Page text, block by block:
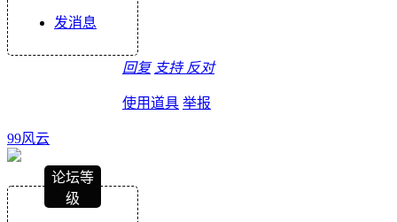
发消息
回复 支持 反对
使用道具 举报
99风云
论坛等
级